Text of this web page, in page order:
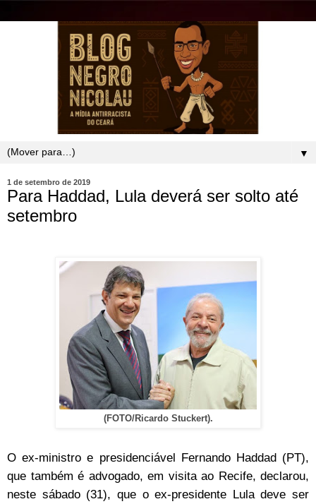
▼
1 de setembro de 2019
Para Haddad, Lula deverá ser solto até
setembro
(FOTO/Ricardo Stuckert).
O ex-ministro e presidenciável Fernando Haddad (PT),
que também é advogado, em visita ao Recife, declarou,
neste sábado (31), que o ex-presidente Lula deve ser